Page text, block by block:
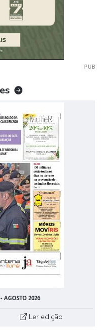
PUB
AGOSTO 2026
Ler edição